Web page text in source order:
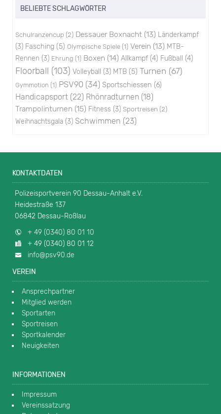
BELIEBTE SCHLAGWÖRTER
Schulranzencup (2) Dessauer Boxnacht (13) Länderkampf
(3) Fasching (5) Olympische Spiele (1) Verein (13) MTB-
Rennen (3) Ehrung (1) Boxen (14) Allkampf (4) Fußball (4)
Floorball (103) Volleyball (3) MTB (5) Turnen (67)
Gymmotion (1) PSV90 (34) Sportschiessen (6)
Handicapsport (22) Rhönradturnen (18)
Trampolinturnen (15) Fitness (3) Sportreisen (2)
Weihnachtsgala (3) Schwimmen (23)
KONTAKTDATEN
Polizeisportverein 90 Dessau-Anhalt e.V.
Heidestraße 137
06842 Dessau-Roßlau
+ 49 (0340) 80 01 10
+ 49 (0340) 80 01 12
info@psv90.de
VEREIN
Ansprechpartner
Mitglied werden
Sportarten
Sportreisen
Sportkalender
Neuigkeiten
INFORMATIONEN
Impressum
Vereinssatzung